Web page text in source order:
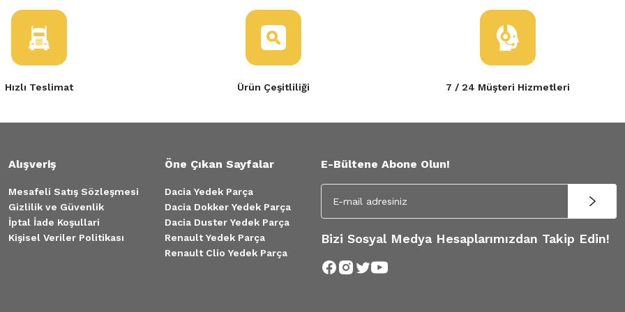
Hızlı Teslimat Ürün Çeşitliliği 7 / 24 Müşteri Hizmetleri
Alışveriş
Mesafeli Satış Sözleşmesi
Gizlilik ve Güvenlik
İptal İade Koşullari
Kişisel Veriler Politikası
Öne Çıkan Sayfalar
Dacia Yedek Parça
Dacia Dokker Yedek Parça
Dacia Duster Yedek Parça
Renault Yedek Parça
Renault Clio Yedek Parça
E-Bültene Abone Olun!
Bizi Sosyal Medya Hesaplarımızdan Takip Edin!